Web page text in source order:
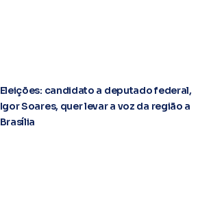
Eleições: candidato a deputado federal,
Igor Soares, quer levar a voz da região a
Brasília